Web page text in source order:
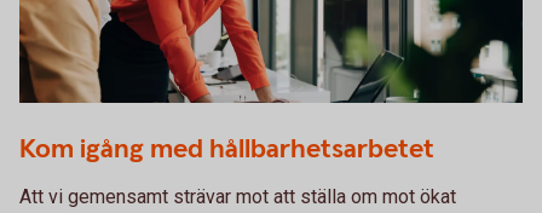
Kom igång med hållbarhets­arbetet
Att vi gemensamt strävar mot att ställa om mot ökat